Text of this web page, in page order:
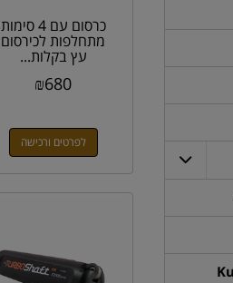
כרסום עם 4 סימות
מתחלפות לכירסום
עץ בקלות...
₪680
לפרטים ורכישה